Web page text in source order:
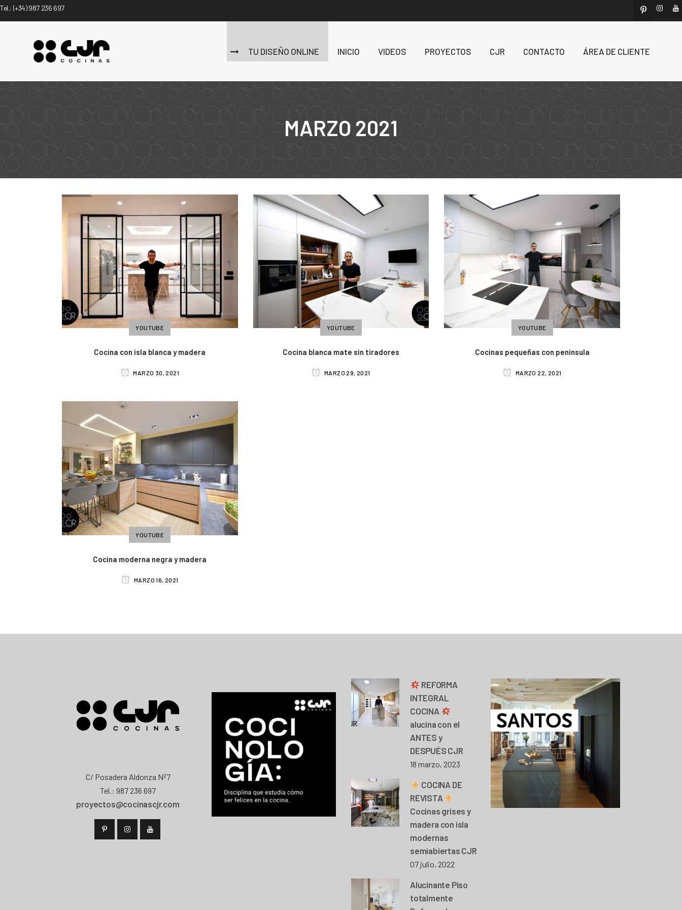
Tel.: (+34) 987 236 697
TU DISEÑO ONLINE INICIO VIDEOS PROYECTOS CJR CONTACTO ÁREA DE CLIENTE
MARZO 2021
YOUTUBE
Cocina con isla blanca y madera
MARZO 30, 2021
YOUTUBE
Cocina blanca mate sin tiradores
MARZO 29, 2021
YOUTUBE
Cocinas pequeñas con peninsula
MARZO 22, 2021
YOUTUBE
Cocina moderna negra y madera
MARZO 16, 2021
C/ Posadera Aldonza Nº7
Tel.: 987 236 697
proyectos@cocinascjr.com
REFORMA
INTEGRAL
COCINA
alucina con el
ANTES y
DESPUÉS CJR
18 marzo, 2023
COCINA DE
REVISTA
Cocinas grises y
madera con isla
modernas
semiabiertas CJR
07 julio, 2022
Alucinante Piso
totalmente